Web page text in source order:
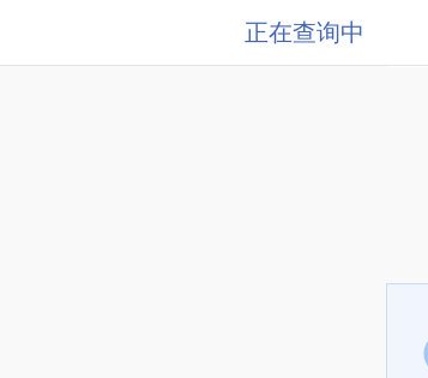
正在查询中